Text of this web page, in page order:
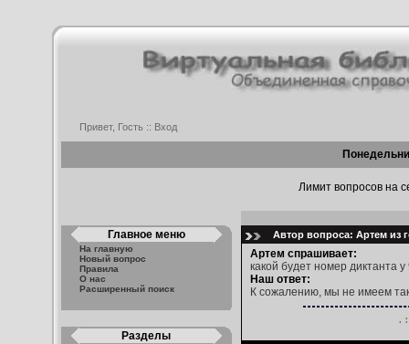
Привет, Гость :: Вход
Лимит вопросов на
Главное меню
На главную
Новый вопрос
Правила
О нас
Расширенный поиск
Разделы
Автор вопроса: Артем из
Артем спрашивает:
какой будет номер диктанта
Наш ответ:
К сожалению, мы не имеем
.: